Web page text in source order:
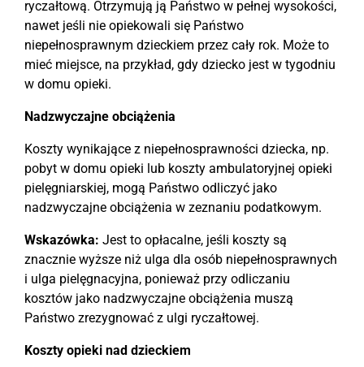
ryczałtową. Otrzymują ją Państwo w pełnej wysokości,
nawet jeśli nie opiekowali się Państwo
niepełnosprawnym dzieckiem przez cały rok. Może to
mieć miejsce, na przykład, gdy dziecko jest w tygodniu
w domu opieki.
Nadzwyczajne obciążenia
Koszty wynikające z niepełnosprawności dziecka, np.
pobyt w domu opieki lub koszty ambulatoryjnej opieki
pielęgniarskiej, mogą Państwo odliczyć jako
nadzwyczajne obciążenia w zeznaniu podatkowym.
Wskazówka: Jest to opłacalne, jeśli koszty są
znacznie wyższe niż ulga dla osób niepełnosprawnych
i ulga pielęgnacyjna, ponieważ przy odliczaniu
kosztów jako nadzwyczajne obciążenia muszą
Państwo zrezygnować z ulgi ryczałtowej.
Koszty opieki nad dzieckiem